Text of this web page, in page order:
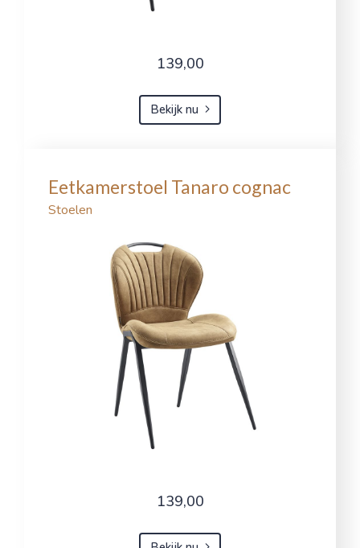
139,00
Bekijk nu
Eetkamerstoel Tanaro cognac
Stoelen
139,00